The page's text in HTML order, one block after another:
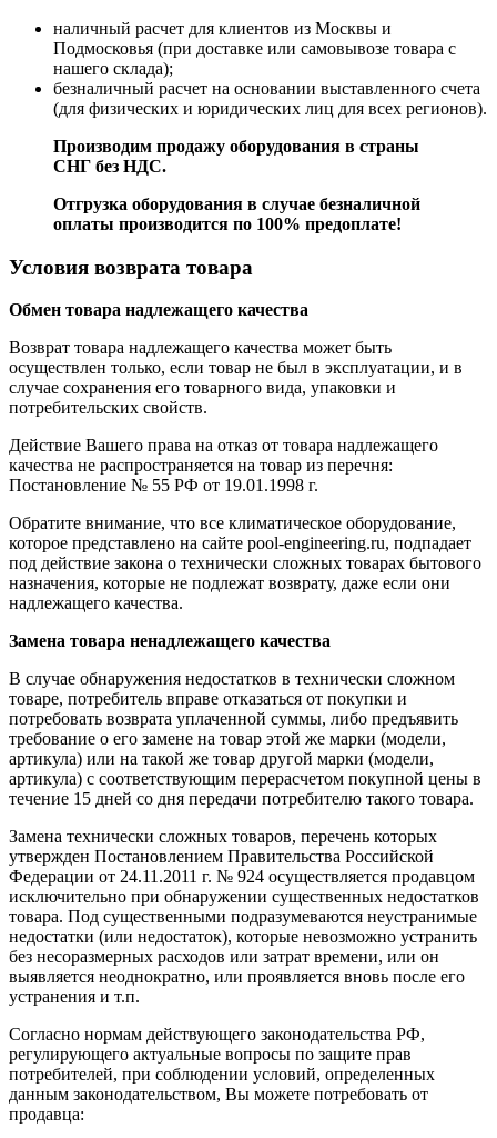
наличный расчет для клиентов из Москвы и
Подмосковья (при доставке или самовывозе товара с
нашего склада);
безналичный расчет на основании выставленного счета
(для физических и юридических лиц для всех регионов).
Производим продажу оборудования в страны
СНГ без НДС.
Отгрузка оборудования в случае безналичной
оплаты производится по 100% предоплате!
Условия возврата товара
Обмен товара надлежащего качества
Возврат товара надлежащего качества может быть
осуществлен только, если товар не был в эксплуатации, и в
случае сохранения его товарного вида, упаковки и
потребительских свойств.
Действие Вашего права на отказ от товара надлежащего
качества не распространяется на товар из перечня:
Постановление № 55 РФ от 19.01.1998 г.
Обратите внимание, что все климатическое оборудование,
которое представлено на сайте pool-engineering.ru, подпадает
под действие закона о технически сложных товарах бытового
назначения, которые не подлежат возврату, даже если они
надлежащего качества.
Замена товара ненадлежащего качества
В случае обнаружения недостатков в технически сложном
товаре, потребитель вправе отказаться от покупки и
потребовать возврата уплаченной суммы, либо предъявить
требование о его замене на товар этой же марки (модели,
артикула) или на такой же товар другой марки (модели,
артикула) с соответствующим перерасчетом покупной цены в
течение 15 дней со дня передачи потребителю такого товара.
Замена технически сложных товаров, перечень которых
утвержден Постановлением Правительства Российской
Федерации от 24.11.2011 г. № 924 осуществляется продавцом
исключительно при обнаружении существенных недостатков
товара. Под существенными подразумеваются неустранимые
недостатки (или недостаток), которые невозможно устранить
без несоразмерных расходов или затрат времени, или он
выявляется неоднократно, или проявляется вновь после его
устранения и т.п.
Согласно нормам действующего законодательства РФ,
регулирующего актуальные вопросы по защите прав
потребителей, при соблюдении условий, определенных
данным законодательством, Вы можете потребовать от
продавца: